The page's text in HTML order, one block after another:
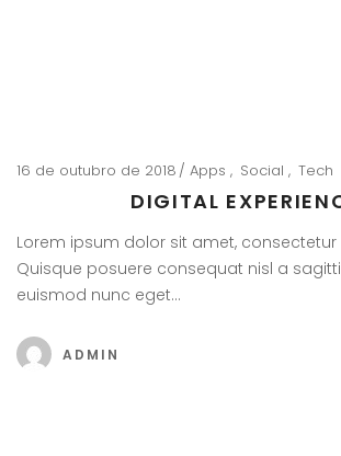
16 de outubro de 2018 Apps Social Tech
DIGITAL
Lorem ipsum dolor sit amet, consectetur
Quisque posuere consequat nisl a
euismod nunc eget…
ADMIN